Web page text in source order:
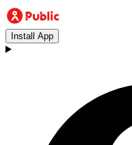
Install App